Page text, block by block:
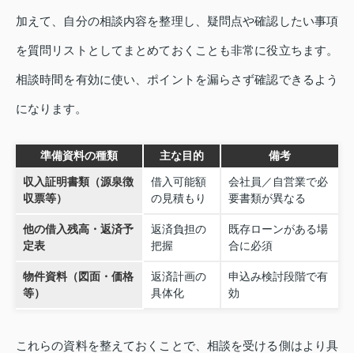
加えて、自分の相談内容を整理し、疑問点や確認したい事項
を質問リストとしてまとめておくことも非常に役立ちます。
相談時間を有効に使い、ポイントを漏らさず確認できるよう
になります。
準備資料の種類 主な目的 備考
収入証明書類（源泉徴
収票等）
借入可能額
の見積もり
会社員／自営業で必
要書類が異なる
他の借入残高・返済予
定表
返済負担の
把握
既存ローンがある場
合に必須
物件資料（図面・価格
等）
返済計画の
具体化
申込み検討段階で有
効
これらの資料を整えておくことで、相談を受ける側はより具